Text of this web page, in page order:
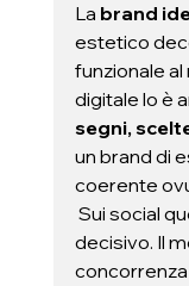
La brand
estetico
funzionale
digitale lo è
segni,
un brand di
coerente
Sui social
decisivo. Il